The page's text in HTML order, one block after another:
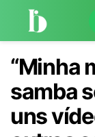
“Minha
samba
uns